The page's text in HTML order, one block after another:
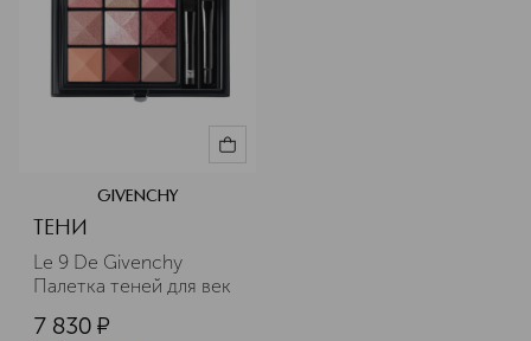
GIVENCHY
ТЕНИ
Le 9 De Givenchy
Палетка теней для век
7 830 ¤